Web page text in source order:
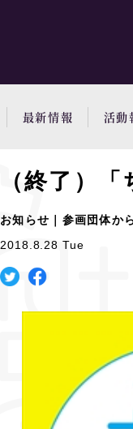
最新情報 活動
（終了）
お知らせ｜参画団体か
2018.8.28 Tue